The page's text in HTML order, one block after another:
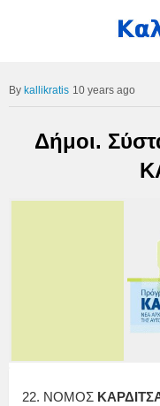
kallikratis 10 years ago
Δήμοι.
22. ΝΟΜΟΣ